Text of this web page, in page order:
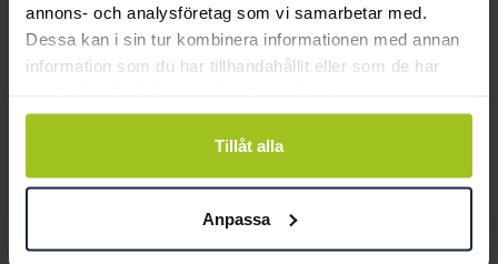
annons- och analysföretag som vi samarbetar med.
Dessa kan i sin tur kombinera informationen med annan
information som du har tillhandahållit eller som de har
Tillåt alla
Anpassa
Ivory
Mockberg
Pris:1 999 kr
1 999 kr